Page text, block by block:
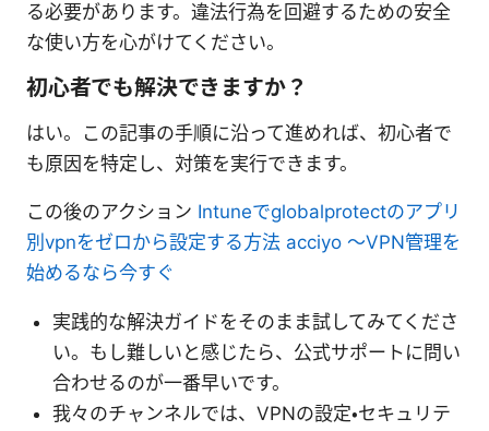
る必要があります。違法行為を回避するための安全
な使い方を心がけてください。
初心者でも解決できますか？
はい。この記事の手順に沿って進めれば、初心者で
も原因を特定し、対策を実行できます。
この後のアクション Intuneでglobalprotectのアプリ
別vpnをゼロから設定する方法 acciyo 〜VPN管理を
始めるなら今すぐ
実践的な解決ガイドをそのまま試してみてくださ
い。もし難しいと感じたら、公式サポートに問い
合わせるのが一番早いです。
我々のチャンネルでは、VPNの設定・セキュリテ